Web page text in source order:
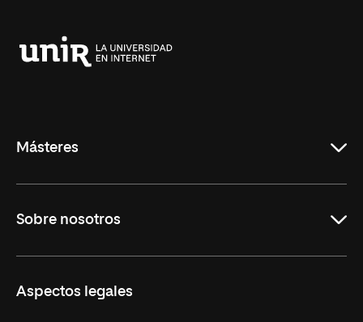
Másteres
Derecho
Empresa
Sobre nosotros
Nuestro Equipo
Aspectos legales